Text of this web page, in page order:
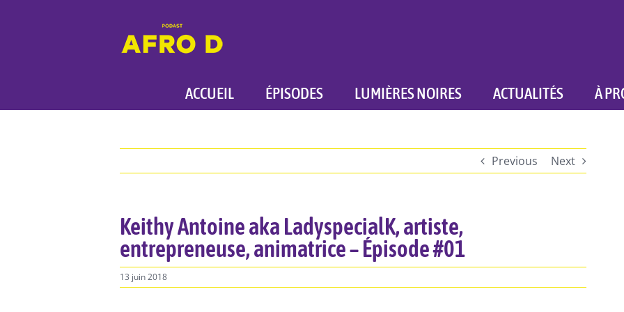
ACCUEIL ÉPISODES LUMIÈRES NOIRES ACTUALITÉS À
Previous Next
Keithy Antoine aka LadyspecialK, artiste,
entrepreneuse, animatrice – Épisode #01
13 juin 2018